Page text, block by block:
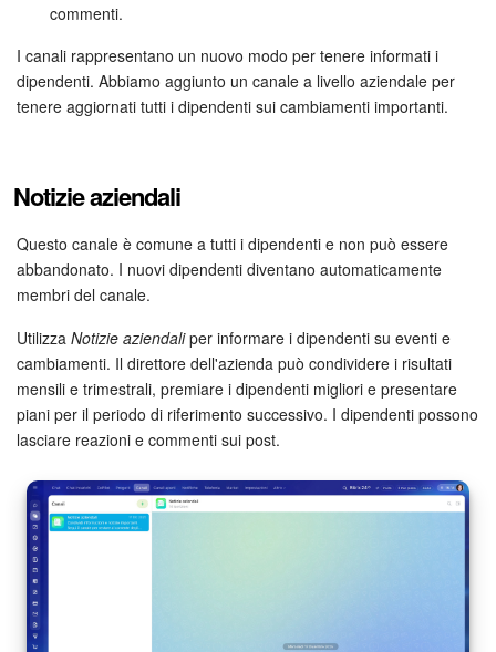
Contact Center
Sales Center
Analisi CRM
Bitrix24 Market
Siti e store
Online store
Dipendenti
Knowledge base
Firma elettronica
commenti.
I canali rappresentano un nuovo modo per tenere informati i
dipendenti. Abbiamo aggiunto un canale a livello aziendale per
tenere aggiornati tutti i dipendenti sui cambiamenti importanti.
Notizie aziendali
Questo canale è comune a tutti i dipendenti e non può essere
abbandonato. I nuovi dipendenti diventano automaticamente
membri del canale.
Utilizza Notizie aziendaliper informare i dipendenti su eventi e
cambiamenti. Il direttore dell'azienda può condividere i risultati
mensili e trimestrali, premiare i dipendenti migliori e presentare
piani per il periodo di riferimento successivo. I dipendenti possono
lasciare reazioni e commenti sui post.